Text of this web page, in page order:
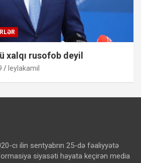
xalqı rusofob deyil
leylakamil
cı ilin sentyabrın 25-də fəaliyyətə
siyasəti həyata keçirən media